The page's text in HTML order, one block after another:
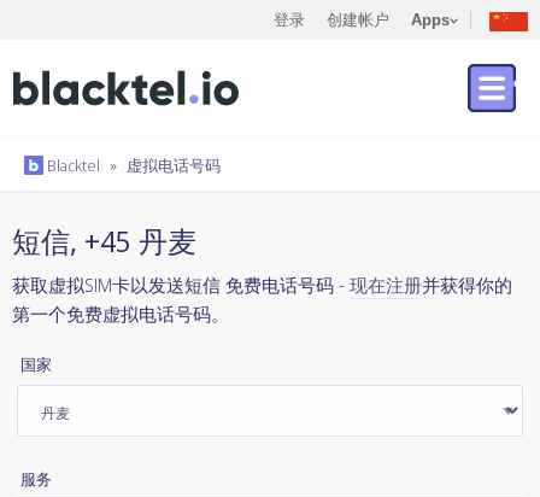
登录 创建帐户 Apps
Blacktel » 虚拟电话号码
短信, +45 丹麦
获取虚拟SIM卡以发送短信 免费电话号码 - 现在注册并获得你的
第一个免费虚拟电话号码。
国家
服务